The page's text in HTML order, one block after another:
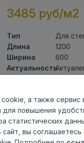
3485 руб/м2
Тип
Для
Длина
1200
Ширина
600
Актуальность
Толщина
9
Поверхность грит
Страна
происхождения
Индия
а также сервис
для повышения
статистических
вы соглашаетесь